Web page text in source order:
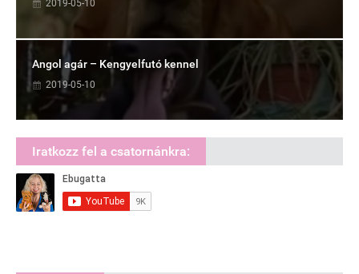
2019-05-10
Angol agár – Kengyelfutó kennel
2019-05-10
Iratkozz fel a csatornánkra: